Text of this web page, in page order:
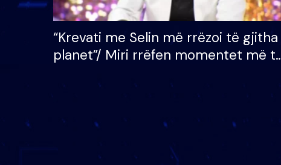
“Krevati me Selin më rrëzoi të gjitha
planet”/ Miri rrëfen momentet më
mungojë zilja e mëngjesit kur…